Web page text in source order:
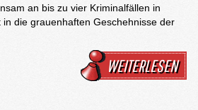
an bis zu vier Kriminalfällen in
die grauenhaften Geschehnisse der
WEITERLESEN